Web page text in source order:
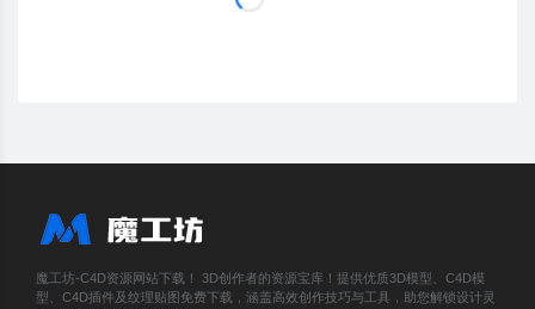
魔工坊-C4D资源网站下载！ 3D创作者的资源宝库！提供优质3D模型、C4D模
型、C4D插件及纹理贴图免费下载，涵盖高效创作技巧与工具，助您解锁设计灵